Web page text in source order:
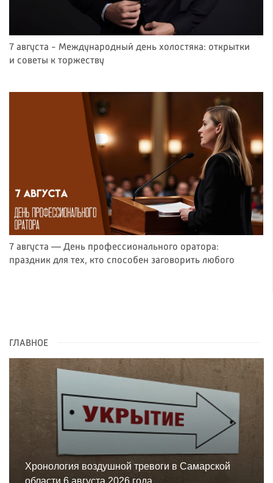
7 августа - Международный день холостяка: открытки
и советы к торжеству
7 августа — День профессионального оратора:
праздник для тех, кто способен заговорить любого
ГЛАВНОЕ
Хронология воздушной тревоги в Самарской
области 6 августа 2026 года